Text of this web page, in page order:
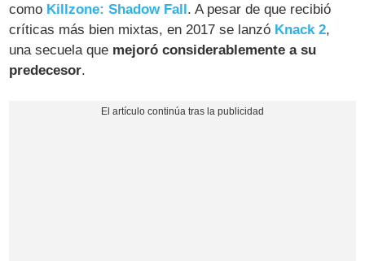
como Killzone: Shadow Fall. A pesar de que recibió
críticas más bien mixtas, en 2017 se lanzó Knack 2,
una secuela que mejoró considerablemente a su
predecesor.